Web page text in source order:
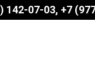
142-07-03 ‎‎+7